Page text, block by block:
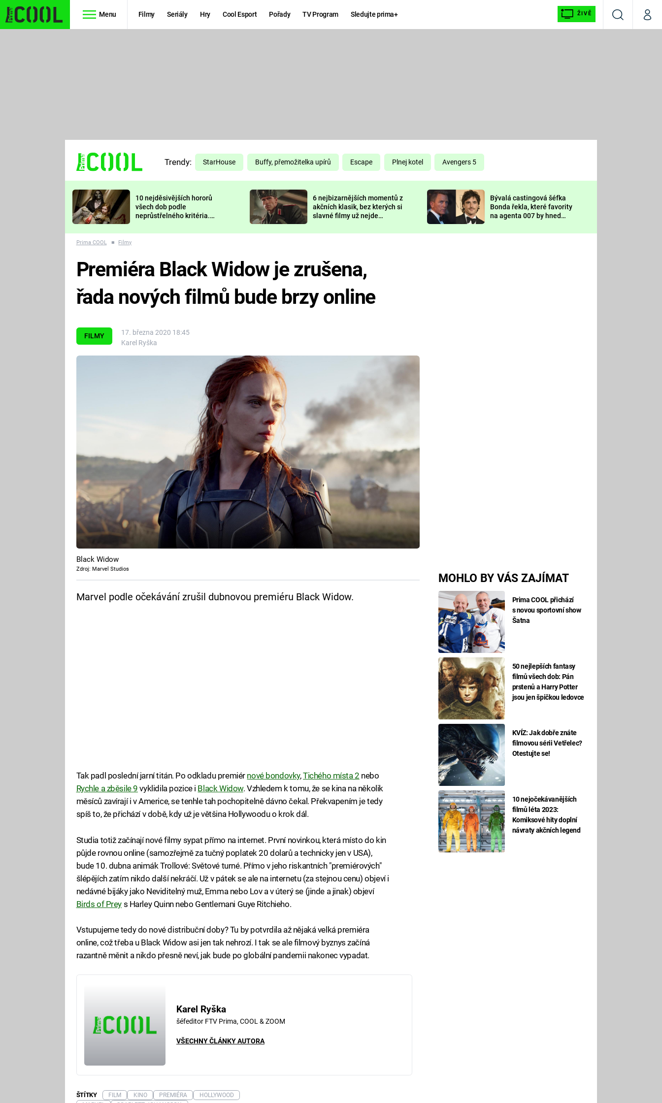
Menu Filmy Seriály Hry Cool Esport Pořady TV Program Sledujte prima+ ŽIVĚ
VyhledáváníMůj
TŘESKU
FUTURAMA
PREDÁTOR
DELIVERANCE
KOMEDIE
CHUCK
NORRIS
DEADPOOL
Prima LAJK
Sledujte nás
Trendy: StarHouse Buffy, přemožitelka upírů Escape Plnej kotel Avengers 5
10 nejděsivějších hororů
všech dob podle
neprůstřelného kritéria.
nejvíc zvednou tep?
6 nejbizarnějších momentů z
akčních klasik, bez kterých si
slavné filmy už nejde
Bývalá castingová šéfka
Bonda řekla, které favority
na agenta 007 by hned
Prima COOL ■ Filmy
FILMY
17. března 2020 18:45
Karel Ryška
MOHLO BY VÁS ZAJÍMAT
Prima COOL přichází
s novou sportovní show
Šatna
50 nejlepších fantasy
filmů všech dob: Pán
prstenů a Harry Potter
jsou jen špičkou ledovce
KVÍZ: Jak dobře znáte
filmovou sérii Vetřelec?
Otestujte se!
10 nejočekávanějších
filmů léta 2023:
Komiksové hity doplní
návraty akčních legend
Premiéra Black Widow je zrušena,
řada nových filmů bude brzy online
Black Widow
Zdroj: Marvel Studios
Marvel podle očekávání zrušil dubnovou premiéru Black Widow.
Tak padl poslední jarní titán. Po odkladu premiér nové bondovky,Tichého místa 2 nebo
Rychle a zběsile 9 vyklidila pozice i Black Widow. Vzhledem k tomu, že se kina na několik
měsíců zavírají i v Americe, se tenhle tah pochopitelně dávno čekal. Překvapením je tedy
spíš to, že přichází v době, kdy už je většina Hollywoodu o krok dál.
Studia totiž začínají nové filmy sypat přímo na internet. První novinkou, která místo do kin
půjde rovnou online (samozřejmě za tučný poplatek 20 dolarů a technicky jen v USA),
bude 10. dubna animák Trollové: Světové turné. Přímo v jeho riskantních "premiérových"
šlépějích zatím nikdo další nekráčí. Už v pátek se ale na internetu (za stejnou cenu) objeví i
nedávné bijáky jako Neviditelný muž, Emma nebo Lov a v úterý se (jinde a jinak) objeví
Birds of Prey s Harley Quinn nebo Gentlemani Guye Ritchieho.
Vstupujeme tedy do nové distribuční doby? Tu by potvrdila až nějaká velká premiéra
online, což třeba u Black Widow asi jen tak nehrozí. I tak se ale filmový byznys začíná
razantně měnit a nikdo přesně neví, jak bude po globální pandemii nakonec vypadat.
Karel Ryška
šéfeditor FTV Prima, COOL & ZOOM
VŠECHNY ČLÁNKY AUTORA
ŠTÍTKY FILM KINO PREMIÉRA
HOLLYWOOD